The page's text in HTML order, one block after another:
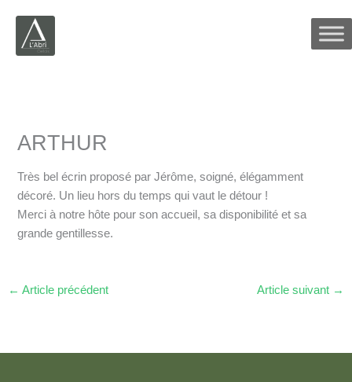
contenu
ARTHUR
Très bel écrin proposé par Jérôme, soigné, élégamment
décoré. Un lieu hors du temps qui vaut le détour !
Merci à notre hôte pour son accueil, sa disponibilité et sa
grande gentillesse.
← Article précédent Article suivant →